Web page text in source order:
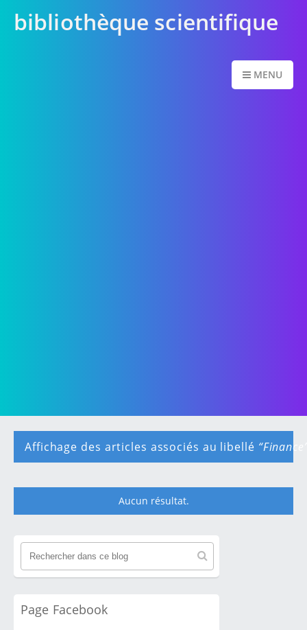
bibliothèque scientifique
MENU
Affichage des articles associés au libellé Finance
c
e
Aucun résultat.
Page Facebook